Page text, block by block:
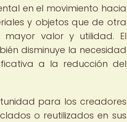
en el movimiento hacia
y objetos que de otra
mayor valor y utilidad. El
disminuye la necesidad
a la reducción del
para los creadores
o reutilizados en sus